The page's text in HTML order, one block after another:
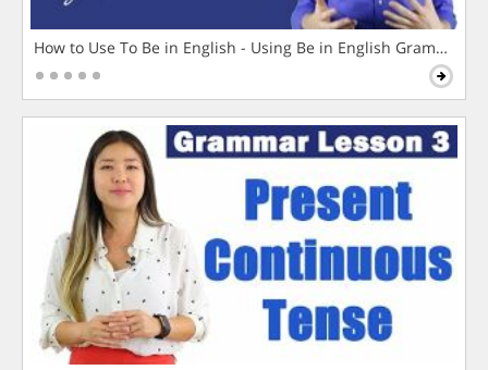
How to Use To Be in English - Using Be in English Grammar